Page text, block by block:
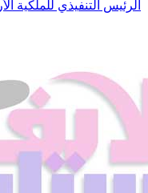
الرئيس التنفيذي للملكية